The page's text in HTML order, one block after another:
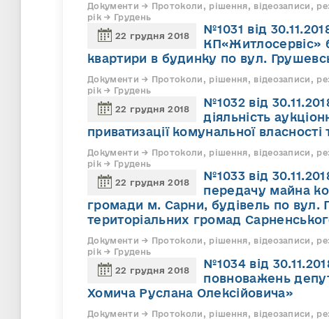
Документи → Протоколи, рішення, відеозаписи,
рік → Грудень
22 грудня 2018
№1031 від
КП«Житлосервіс»
квартири в будинку по вул.
Документи → Протоколи, рішення, відеозаписи,
рік → Грудень
22 грудня 2018
№1032 від
діяльність
приватизації комунальної
Документи → Протоколи, рішення, відеозаписи,
рік → Грудень
22 грудня 2018
№1033 від
передачу майна
громади м. Сарни, будівель по вул.
територіальних громад
Документи → Протоколи, рішення, відеозаписи,
рік → Грудень
22 грудня 2018
№1034 від
повноважень
Хомича Руслана Олексійовича»
Документи → Протоколи, рішення, відеозаписи,